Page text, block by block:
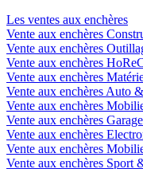
Les ventes aux enchères
Vente aux enchères
Vente aux enchères
Vente aux enchères
Vente aux enchères
Vente aux enchères Auto
Vente aux enchères
Vente aux enchères
Vente aux enchères
Vente aux enchères
Vente aux enchères Sport